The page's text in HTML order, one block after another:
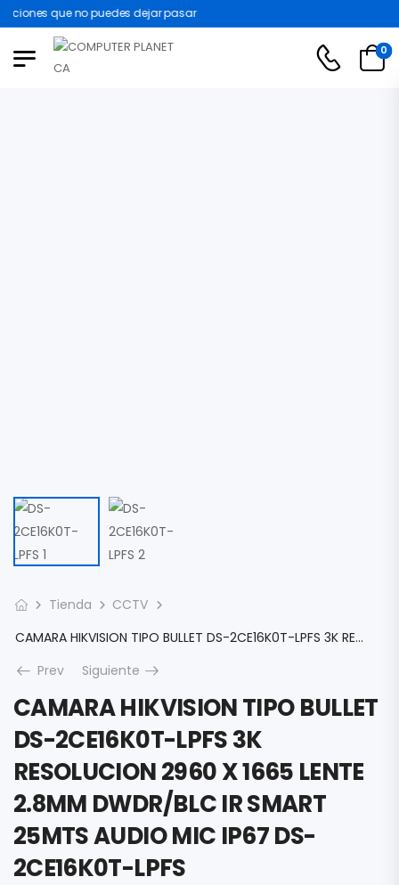
que no puedes dejar pasar
0
Tienda
CCTV
CAMARA HIKVISION TIPO BULLET DS-2CE16K0T-LPFS 3K RESOLUCION 2960 X 1665 LENTE 2.8MM DWDR/BLC IR SMART 25MTS AUDIO MIC IP67 DS-2CE16K0T-LPFS
Prev
Siguiente
CAMARA HIKVISION TIPO BULLET
DS-2CE16K0T-LPFS 3K
RESOLUCION 2960 X 1665 LENTE
2.8MM DWDR/BLC IR SMART
25MTS AUDIO MIC IP67 DS-
2CE16K0T-LPFS